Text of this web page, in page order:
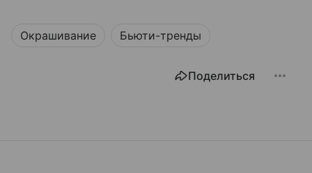
Окрашивание Бьюти-тренды
Поделиться